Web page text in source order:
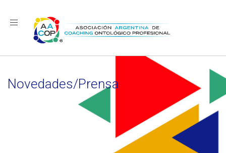
Navegación
Novedades/Prensa